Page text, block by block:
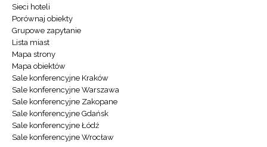
Sieci hoteli
Porównaj obiekty
Grupowe zapytanie
Lista miast
Mapa strony
Mapa obiektów
Sale konferencyjne Kraków
Sale konferencyjne Warszawa
Sale konferencyjne Zakopane
Sale konferencyjne Gdańsk
Sale konferencyjne Łódź
Sale konferencyjne Wrocław